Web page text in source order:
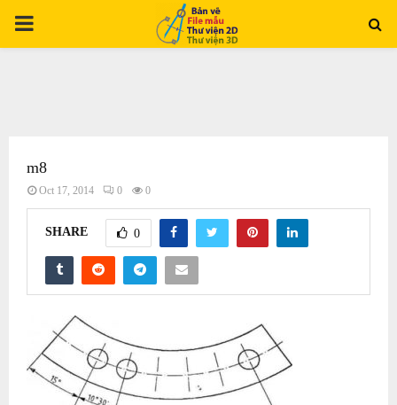
PRIMARY
m8
Oct 17, 2014 0 0
SHARE 0